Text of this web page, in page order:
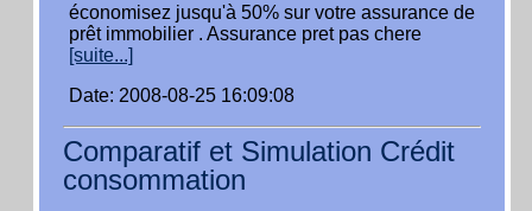
économisez jusqu'à 50% sur votre assurance de
prêt immobilier . Assurance pret pas chere
[suite...]
Date: 2008-08-25 16:09:08
Comparatif et Simulation Crédit
consommation